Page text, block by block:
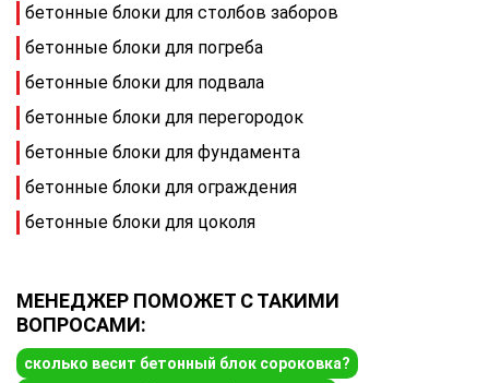
бетонные блоки для столбов заборов
бетонные блоки для погреба
бетонные блоки для подвала
бетонные блоки для перегородок
бетонные блоки для фундамента
бетонные блоки для ограждения
бетонные блоки для цоколя
МЕНЕДЖЕР ПОМОЖЕТ С ТАКИМИ
ВОПРОСАМИ:
сколько весит бетонный блок сороковка?